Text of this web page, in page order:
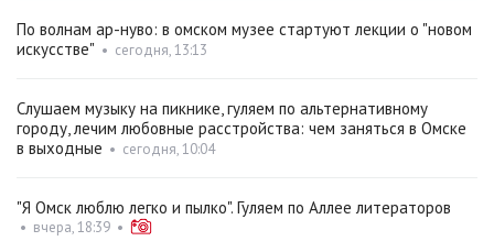
По волнам ар-нуво: в омском музее стартуют лекции о "новом
искусстве" • сегодня, 13:13
Слушаем музыку на пикнике, гуляем по альтернативному
городу, лечим любовные расстройства: чем заняться в Омске
в выходные • сегодня, 10:04
"Я Омск люблю легко и пылко". Гуляем по Аллее литераторов
• вчера, 18:39 •